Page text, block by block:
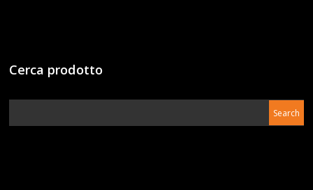
Cerca prodotto